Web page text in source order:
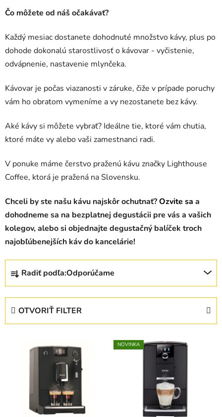
Čo môžete od náš očakávať?
Každý mesiac dostanete dohodnuté množstvo kávy, plus po
dohode dokonalú starostlivosť o kávovar - vyčistenie,
odvápnenie, nastavenie mlynčeka.
Kávovar je počas viazanosti v záruke, čiže v prípade poruchy
vám ho obratom vymeníme a vy nezostanete bez kávy.
Aké kávy si môžete vybrať? Ideálne tie, ktoré vám chutia,
ktoré máte vy alebo vaši zamestnanci radi.
V ponuke máme čerstvo praženú kávu značky Lighthouse
Coffee, ktorá je pražená na Slovensku.
Chceli by ste našu kávu najskôr ochutnať?Ozvite sa a
dohodneme sa na bezplatnej degustácii pre vás a vašich
kolegov, alebo si objednajte degustačný balíček troch
najobľúbenejších káv do kancelárie!
R
d
Radiť podľa:Odporúčame
OTVORIŤ FILTER
NOVINKA